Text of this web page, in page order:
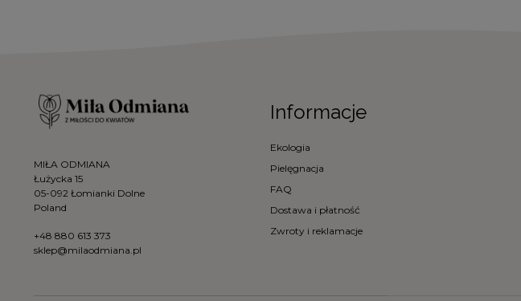
MIŁA ODMIANA
Łużycka 15
05-092 Łomianki Dolne
Poland
+48 880 613 373
sklep@milaodmiana.pl
Informacje
Ekologia
Pielęgnacja
FAQ
Dostawa i płatność
Zwroty i reklamacje